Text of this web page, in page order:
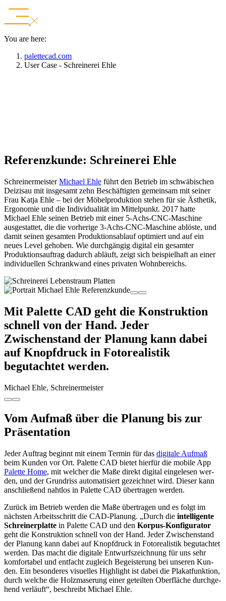
You are here:
palettecad.com
User Case - Schreinerei Ehle
Referenzkunde: Schreinerei Ehle
SchreinermeisterMichael Ehle führt den Betrieb im schwäbischen
Deizisau mit insgesamt zehn Beschäftigten gemeinsam mit seiner
Frau Katja Ehle ­– bei der Möbelproduktion stehen für sie Ästhetik,
Ergonomie und die Individualität im Mittelpunkt. 2017 hatte
Michael Ehle seinen Betrieb mit einer 5-Achs-CNC-Maschine
ausgestattet, die die vorherige 3-Achs-CNC-Maschine ablöste, und
damit seinen gesamten Produktionsablauf optimiert und auf ein
neues Level gehoben. Wie durchgängig digital ein gesamter
Produktionsauftrag dadurch abläuft, zeigt sich beispielhaft an einer
individuellen Schrankwand eines privaten Wohnbereichs.
Mit Palette CAD geht die Konstruktion
schnell von der Hand. Jeder
Zwischenstand der Planung kann dabei
auf Knopfdruck in Fotorealistik
begutachtet werden.
Michael Ehle, Schreinermeister
Vom Auf­maß über die Pla­nung bis zur
Prä­sen­ta­ti­on
Je­der Auf­trag be­ginnt mit ei­nem Ter­min für das di­gi­ta­le Auf­maß
beim Kun­den vor Ort. Pa­let­te CAD bie­tet hier­für die mo­bi­le App
Pa­let­te Home, mit wel­cher die Maße di­rekt di­gi­tal ein­ge­le­sen wer­
den, und der Grund­riss au­to­ma­ti­siert ge­zeich­net wird. Die­ser kann
an­schlie­ßend naht­los in Pa­let­te CAD über­tra­gen wer­den.
Zu­rück im Be­trieb wer­den die Maße über­tra­gen und es folgt im
nächs­ten Ar­beits­schritt die CAD-Pla­nung. „Durch die in­tel­li­gen­te
Schrei­ner­plat­te in Pa­let­te CAD und den Kor­pus-Kon­fi­gu­ra­tor
geht die Kon­struk­ti­on schnell von der Hand. Je­der Zwi­schen­stand
der Pla­nung kann da­bei auf Knopf­druck in Fo­to­rea­lis­tik be­gut­ach­tet
wer­den. Das macht die di­gi­ta­le Ent­wurfs­zeich­nung für uns sehr
kom­for­ta­bel und ent­facht zu­gleich Be­geis­te­rung bei un­se­ren Kun­
den. Ein be­son­de­res vi­su­el­les High­light ist da­bei die Pla­kat­funk­ti­on,
durch wel­che die Holz­ma­se­rung ei­ner ge­teil­ten Ober­flä­che durch­ge­
hend ver­läuft“, be­schreibt Mi­cha­el Ehle.